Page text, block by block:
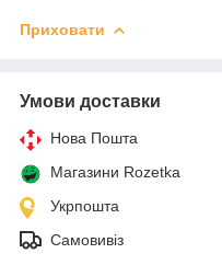
Приховати
Умови доставки
Нова Пошта
Магазини Rozetka
Укрпошта
Самовивіз